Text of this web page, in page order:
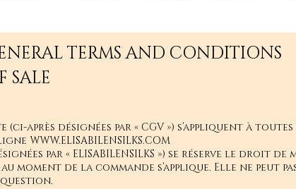
TERMS AND CONDITIONS
SALE
après désignées par « CGV ») s’appliquent à
WWW.ELISABILENSILKS.COM
par « ELISABILENSILKS ») se réserve le droit
moment de la commande s’applique. Elle ne peut